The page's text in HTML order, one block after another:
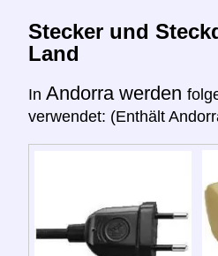
Stecker und
Land
In Andorra werden
verwendet: (Enthält